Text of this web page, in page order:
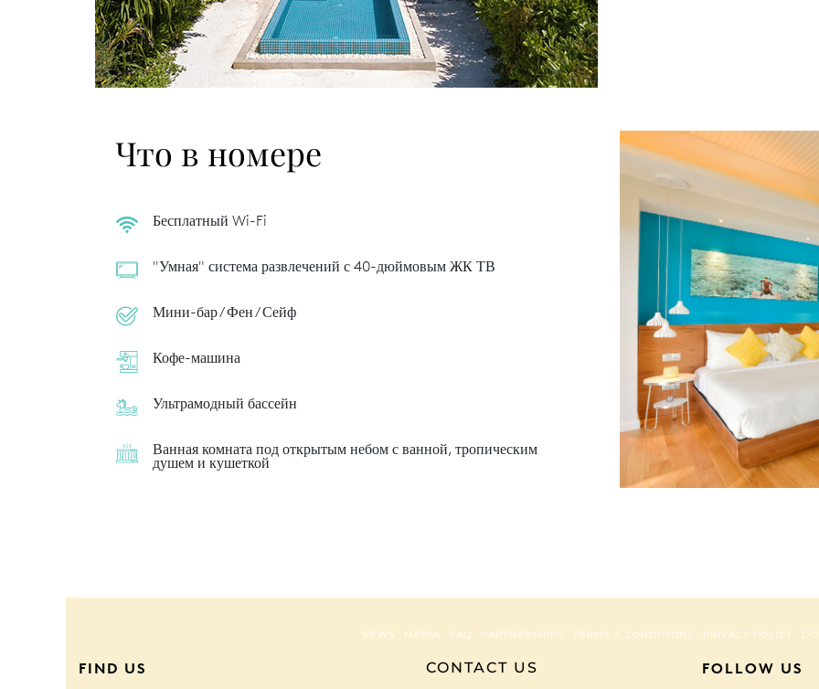
Что в номере
Бесплатный Wi-Fi
"Умная" система развлечений с 40-дюймовым ЖК ТВ
Мини-бар / Фен / Сейф
Кофе-машина
Ультрамодный бассейн
Ванная комната под открытым небом с ванной, тропическим
душем и кушеткой
NEWS MEDIA FAQ PARTNERSHIPS TERMS & CONDITIONS PRIVACY POLICY
FIND US CONTACT US FOLLOW US